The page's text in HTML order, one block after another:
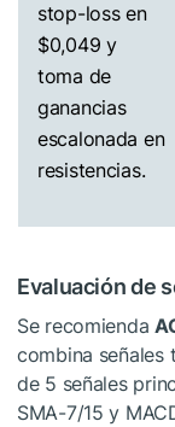
stop-loss en
$0,049 y
toma de
ganancias
escalonada en
resistencias.
Evaluación de
Se recomienda
combina señales
de 5 señales
SMA-7/15 y